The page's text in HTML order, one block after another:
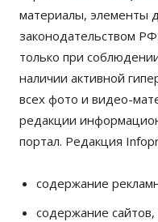
материалы, элементы
законодательством
только при
наличии активной
всех фото и видео-
редакции
портал. Редакция
содержание
содержание